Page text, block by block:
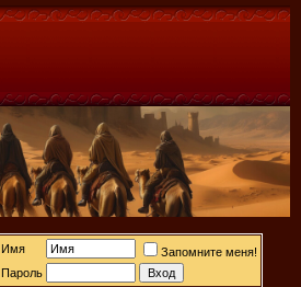
Имя
Запомните меня!
Пароль